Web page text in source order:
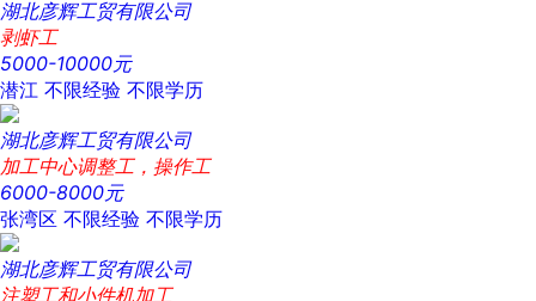
湖北彦辉工贸有限公司
剥虾工
5000-10000元
潜江 不限经验 不限学历
湖北彦辉工贸有限公司
加工中心调整工，操作工
6000-8000元
张湾区 不限经验 不限学历
湖北彦辉工贸有限公司
注塑工和小件机加工